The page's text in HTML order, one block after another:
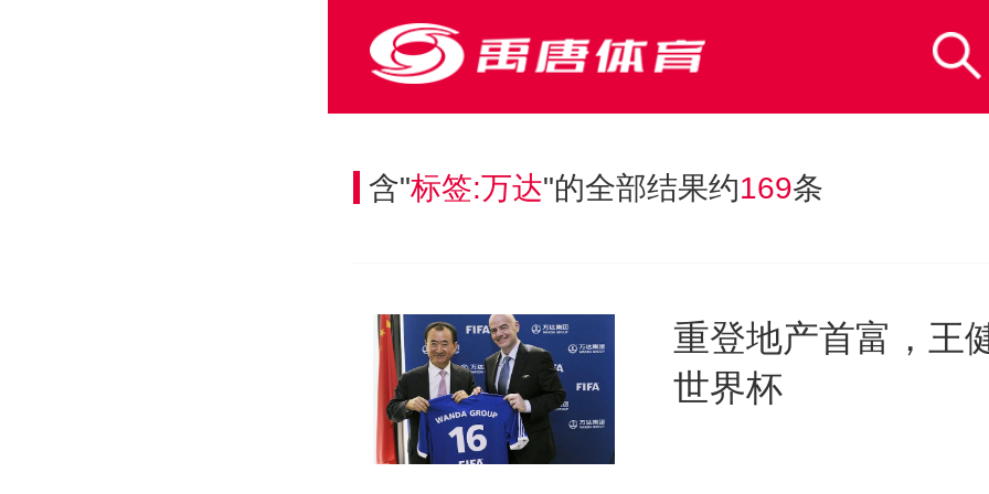
含"标签:万达"的全部结果约169条
重登地产首富，王
世界杯